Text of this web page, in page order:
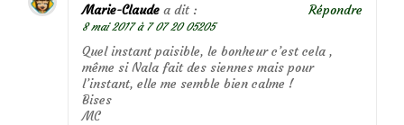
Marie-Claude a dit :
8 mai 2017 à 7 07 20 05205
Quel instant paisible, le bonheur c’est cela ,
même si Nala fait des siennes mais pour
l’instant, elle me semble bien calme !
Bises
MC
Répondre